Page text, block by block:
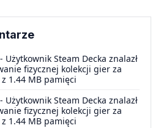
- Użytkownik Steam Decka znalazł
fizycznej kolekcji gier za
1.44 MB pamięci
- Użytkownik Steam Decka znalazł
fizycznej kolekcji gier za
1.44 MB pamięci